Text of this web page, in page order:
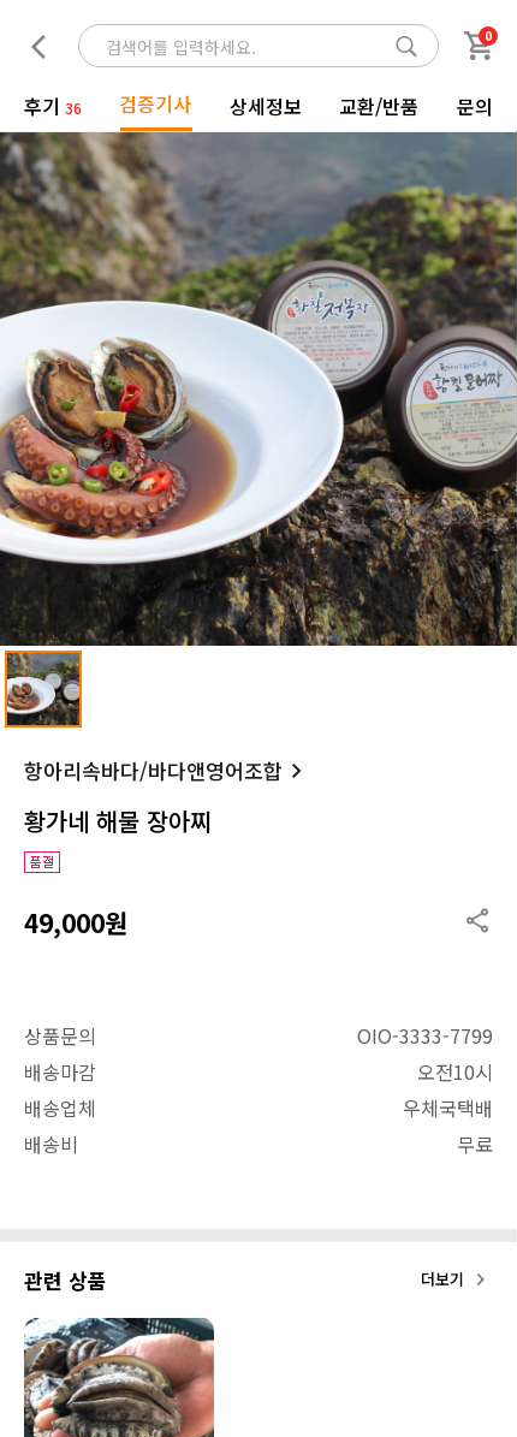
0
후기 36 검증기사 상세정보 교환/반품 문의
항아리속바다/바다앤영어조합
황가네 해물 장아찌
49,000원
상품문의
OIO-3333-7799
배송마감
오전10시
배송업체
우체국택배
배송비
무료
관련 상품 더보기